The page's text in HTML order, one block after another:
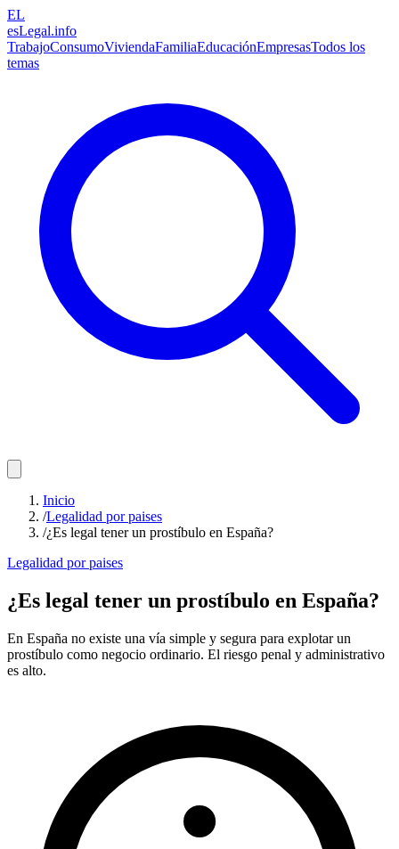
EL
esLegal.info
TrabajoConsumoViviendaFamiliaEducaciónEmpresasTodos los
temas
Inicio
/Legalidad por paises
/¿Es legal tener un prostíbulo en España?
Legalidad por paises
¿Es legal tener un prostíbulo en España?
En España no existe una vía simple y segura para explotar un
prostíbulo como negocio ordinario. El riesgo penal y administrativo
es alto.